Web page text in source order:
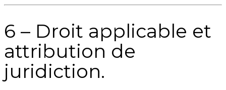
6 – Droit applicable et
attribution de
juridiction.